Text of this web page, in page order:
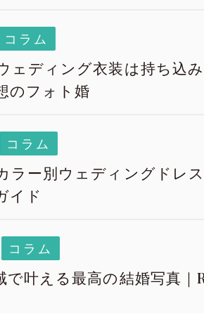
コラム
ェディング衣装は持ち込
のフォト婚
コラム
ラー別ウェディングドレ
イド
コラム
で叶える最高の結婚写真｜